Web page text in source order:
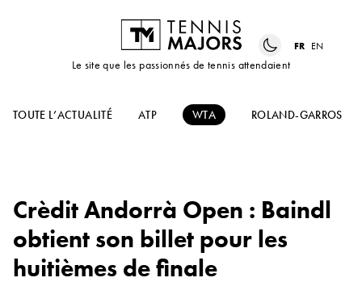
Le site que les passionnés de tennis attendaient
FR EN
TOUTE L’ACTUALITÉ ATP WTA ROLAND-GARROS
Crèdit Andorrà Open : Baindl
obtient son billet pour les
huitièmes de finale